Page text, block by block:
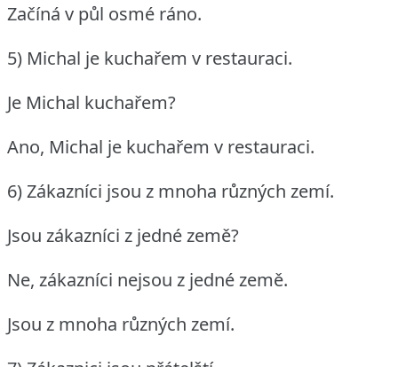
Začíná v půl osmé ráno.
5) Michal je kuchařem v restauraci.
Je Michal kuchařem?
Ano, Michal je kuchařem v restauraci.
6) Zákazníci jsou z mnoha různých zemí.
Jsou zákazníci z jedné země?
Ne, zákazníci nejsou z jedné země.
Jsou z mnoha různých zemí.